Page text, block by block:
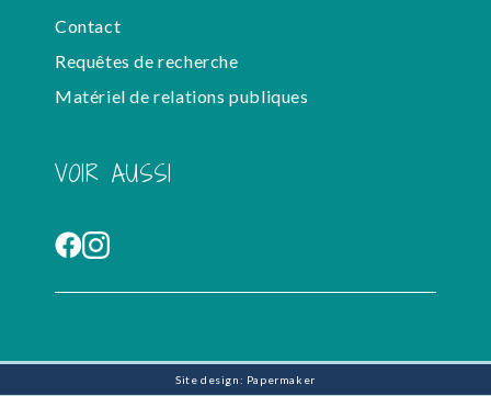
Contact
Requêtes de recherche
Matériel de relations publiques
VOIR AUSSI
Site design: Papermaker